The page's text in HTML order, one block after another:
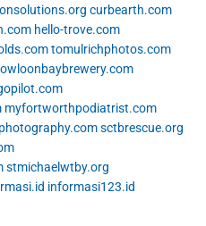
curbearth.com
hello-trove.com
tomulrichphotos.com
myfortworthpodiatrist.com
sctbrescue.org
stmichaelwtby.org
informasi123.id